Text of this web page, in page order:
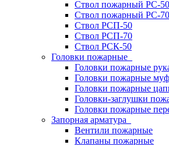
Ствол пожарный РС-
Ствол пожарный РС-70
Ствол РСП-50
Ствол РСП-70
Ствол РСК-50
Головки пожарные
Головки пожарные
Головки пожарные
Головки пожарные
Головки-заглушки
Головки пожарные
Запорная арматура
Вентили пожарные
Клапаны пожарные